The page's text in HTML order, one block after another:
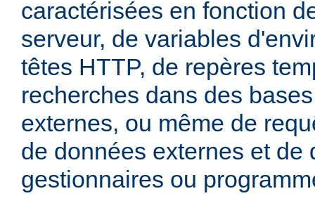
caractérisées en fonction
serveur, de variables
têtes HTTP, de repères
recherches dans des
externes, ou même de
de données externes et de
gestionnaires ou